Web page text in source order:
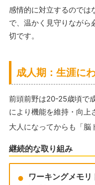
感情的に対立するのでは
で、温かく見守りながら
切です。
成人期：生涯に
前頭前野は20-25歳頃で
により機能を維持・向上
大人になってからも「脳
継続的な取り組み
ワーキングメモ